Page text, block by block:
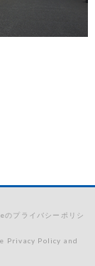
のプライバシーポリシ
Privacy Policy and